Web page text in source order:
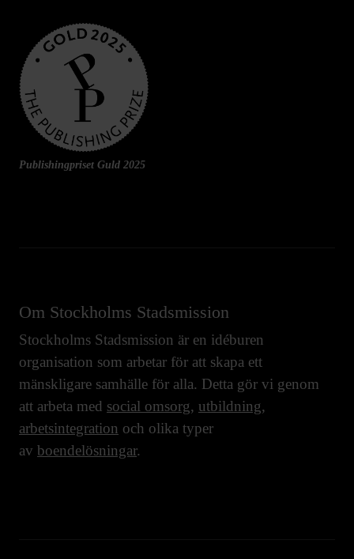
Publishingpriset Guld 2025
Om Stockholms Stadsmission
Stockholms Stadsmission är en idéburen
organisation som arbetar för att skapa ett
mänskligare samhälle för alla. Detta gör vi genom
att arbeta med social omsorg, utbildning,
arbetsintegration och olika typer
av boendelösningar.